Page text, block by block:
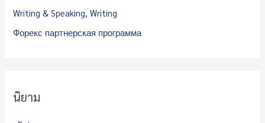
Writing & Speaking, Writing
Форекс партнерская программа
นิยาม